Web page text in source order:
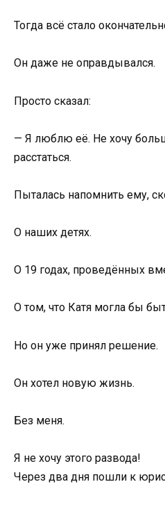
Тогда всё стало
Он даже не оправдывался.
Просто сказал:
— Я люблю её. Не хочу
расстаться.
Пыталась напомнить ему,
О наших детях.
О 19 годах, проведённых
О том, что Катя могла бы
Но он уже принял решение.
Он хотел новую жизнь.
Без меня.
Я не хочу этого развода!
Через два дня пошли к